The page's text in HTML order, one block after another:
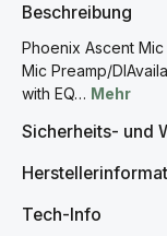
Beschreibung
Phoenix Ascent
Mic Preamp/
with EQ… Mehr
Sicherheits- und
Tech-Info